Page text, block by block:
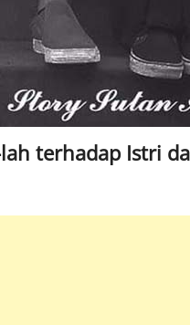
terhadap Istri